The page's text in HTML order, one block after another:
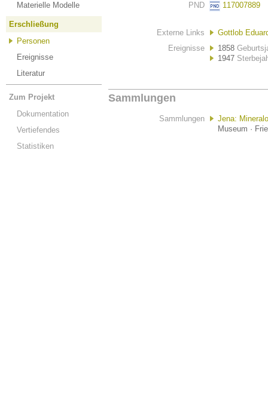
Materielle Modelle
Erschließung
Personen
Ereignisse
Literatur
Zum Projekt
Dokumentation
Vertiefendes
Statistiken
PND
117007889
Externe Links
Gottlob
Ereignisse
1858
1947
Sammlungen
Sammlungen
Jena:
Museum ·